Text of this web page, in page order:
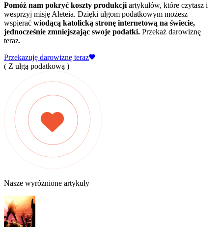
Pomóż nam pokryć koszty produkcji artykułów, które czytasz i
wesprzyj misję Aleteia. Dzięki ulgom podatkowym możesz
wspierać wiodącą katolicką stronę internetową na świecie,
jednocześnie zmniejszając swoje podatki. Przekaż darowiznę
teraz.
Przekazuję darowiznę teraz
( Z ulgą podatkową )
Nasze wyróżnione artykuły